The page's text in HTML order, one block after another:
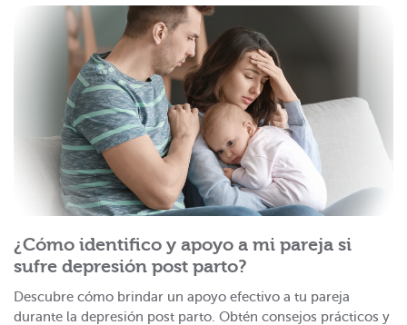
¿Cómo identifico y apoyo a mi pareja si
sufre depresión post parto?
Descubre cómo brindar un apoyo efectivo a tu pareja
durante la depresión post parto. Obtén consejos prácticos y